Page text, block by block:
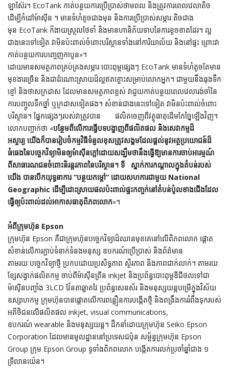
ឡាស៊ែរ។ EcoTank កាត់បន្ថយការប្រើប្រាស់ថាមពល និងត្រូវការពេលវេលាតិច
ដើម្បីកំដៅម៉ាស៊ីន ។ មានទំហំតូចជាងមុន និងការប្រើប្រាស់សម្ភារៈតិចជាង
មុន EcoTank ក៏ងាយស្រួលថែទាំ និងមានហានិភ័យទាបនៃការខូចខាតដែរ។ ល្អ
ជាងនេះទៅទៀត វាមិនប៉ះពាល់ចំពោះបរិស្ថានទាំងនៅការិយាល័យ និងនៅផ្ទះ ព្រោះវា
កាត់បន្ថយការបញ្ចេញកាបូន»។
ដោយមានសមត្ថភាពគ្រប់គ្រងសម្ភារៈបោះពុម្ពផ្សេងៗ EcoTank មានទំហំតូចតែមាន
មុខងារច្រើន និងជាដំណោះស្រាយដ៏ល្អឥតខ្ចោះសម្រាប់លោកអ្នក។ ជាមួយនឹងធុងទឹក
ខ្មៅ និងថាសក្រដាស ដែលមានសមត្ថភាពខ្ពស់ វាជួយកាត់បន្ថយពេលវេលារង់ចាំនៃ
ការបញ្ចូលទឹកថ្នាំ ឬក្រដាសទៀតផង។ សំខាន់ជាងនេះទៅទៀត វាមិនប៉ះពាល់ចំពោះ
បរិស្ថាន។ ផ្នែកផ្សេងៗរបស់វាត្រូវបាន ផលិតចេញពីវត្ថុធាតុដើមកែច្នៃឡើងវិញ។
លោកបញ្ជាក់ថា «បន្ថែមពីលើការធ្វើបទបង្ហាញពីផលិតផល និងសេវាកម្មដ៏
អស្ចារ្យ យើងក៏បានរៀបចំកម្មវិធីទំនួលខុសត្រូវសង្គមដែលផ្តល់នូវអត្ថប្រយោជន៍ដ៏
ធំធេងនៃបច្ចេកវិទ្យាមិនឲ្យម៉ាស៊ីនក្តៅដោយសង្ឃឹមថានឹងធ្វើឱ្យមានការចាប់អារម្មណ៍
ពីសាធារណជនចំពោះនិរន្តរភាពនៃបរិស្ថាន។ ទី ស្នាក់ការកណ្តាលក្នុងតំបន់របស់
យើង បានបើកយុទ្ធនាការ “បន្ថយកម្តៅ” ដោយសហការជាមួយ National
Geographic ដើម្បីដោះស្រាយផលប៉ះពាល់ផ្ទះកញ្ចក់នៅតំបន់ប៉ូលខាងជើងដែល
ធ្វើឲ្យប៉ះពាល់ដល់អាកាសធាតុពិភពលោក»។
អំពីក្រុមហ៊ុន Epson
ក្រុមហ៊ុន Epson គឺជាក្រុមហ៊ុនបច្ចេកវិទ្យាដ៏ឈានមុខគេនៅលើពិភពលោក ផ្តោត
សំខាន់លើការភ្ជាប់ទំនាក់ទំនងមនុស្ស ឧបករណ៍ប្រើប្រាស់ និងព័ត៌មាន
តាមរយៈបច្ចេកវិទ្យាថ្មី ប្រកបដោយប្រសិទ្ធភាព ស្ថិរភាព និងភាពជាក់លាក់។ តាមរយៈ
ខ្សែសង្វាក់ផលិតកម្ម ចាប់ពីម៉ាស៊ីនព្រីន inkjet និងប្រព័ន្ធបោះពុម្ពឌីជីថលទៅជា
ម៉ាស៊ីនបញ្ចាំង 3LCD វ៉ែនតាឆ្លាតវៃ ប្រព័ន្ធសេនស័រ និងមនុស្សយន្តបម្រើក្នុងវិស័យ
ឧស្សាហកម្ម ក្រុមហ៊ុនបានផ្តោតលើការពន្លឿនការបង្កើតថ្មី និងពង្រឹងការរំពឹងទុករបស់
អតិថិជនលើផលិតផល inkjet, visual communications,
ឧបករណ៍ wearable និងមនុស្សយន្ត។ ដឹកនាំដោយក្រុមហ៊ុន Seiko Epson
Corporation ដែលមានមូលដ្ឋាននៅប្រទេសជប៉ុន សម្ព័ន្ធក្រុមហ៊ុន Epson
Group ក្រុម Epson Group ទូទាំងពិភពលោក បង្កើតការលក់ប្រចាំឆ្នាំជាង ១
ទ្រីលានយ៉េន។